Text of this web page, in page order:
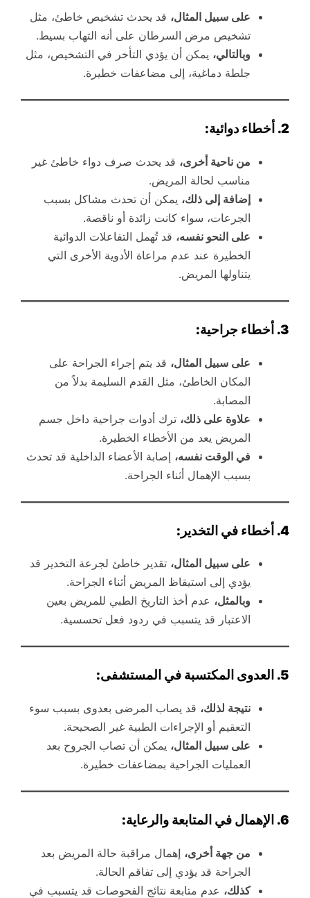
على سبيل المثال، قد يحدث تشخيص خاطئ، مثل
تشخيص مرض السرطان على أنه التهاب بسيط.
وبالتالي، يمكن أن يؤدي التأخر في التشخيص، مثل
جلطة دماغية، إلى مضاعفات خطيرة.
2. أخطاء دوائية:
من ناحية أخرى، قد يحدث صرف دواء خاطئ غير
مناسب لحالة المريض.
إضافة إلى ذلك، يمكن أن تحدث مشاكل بسبب
الجرعات، سواء كانت زائدة أو ناقصة.
على النحو نفسه، قد تُهمل التفاعلات الدوائية
الخطيرة عند عدم مراعاة الأدوية الأخرى التي
يتناولها المريض.
3. أخطاء جراحية:
على سبيل المثال، قد يتم إجراء الجراحة على
المكان الخاطئ، مثل القدم السليمة بدلاً من
المصابة.
علاوة على ذلك، ترك أدوات جراحية داخل جسم
المريض يعد من الأخطاء الخطيرة.
في الوقت نفسه، إصابة الأعضاء الداخلية قد تحدث
بسبب الإهمال أثناء الجراحة.
4. أخطاء في التخدير:
على سبيل المثال، تقدير خاطئ لجرعة التخدير قد
يؤدي إلى استيقاظ المريض أثناء الجراحة.
وبالمثل، عدم أخذ التاريخ الطبي للمريض بعين
الاعتبار قد يتسبب في ردود فعل تحسسية.
5. العدوى المكتسبة في المستشفى:
نتيجة لذلك، قد يصاب المرضى بعدوى بسبب سوء
التعقيم أو الإجراءات الطبية غير الصحيحة.
على سبيل المثال، يمكن أن تصاب الجروح بعد
العمليات الجراحية بمضاعفات خطيرة.
6. الإهمال في المتابعة والرعاية:
من جهة أخرى، إهمال مراقبة حالة المريض بعد
الجراحة قد يؤدي إلى تفاقم الحالة.
كذلك، عدم متابعة نتائج الفحوصات قد يتسبب في